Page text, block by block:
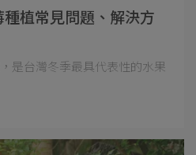
植常見問題、解決方
是台灣冬季最具代表性的水果